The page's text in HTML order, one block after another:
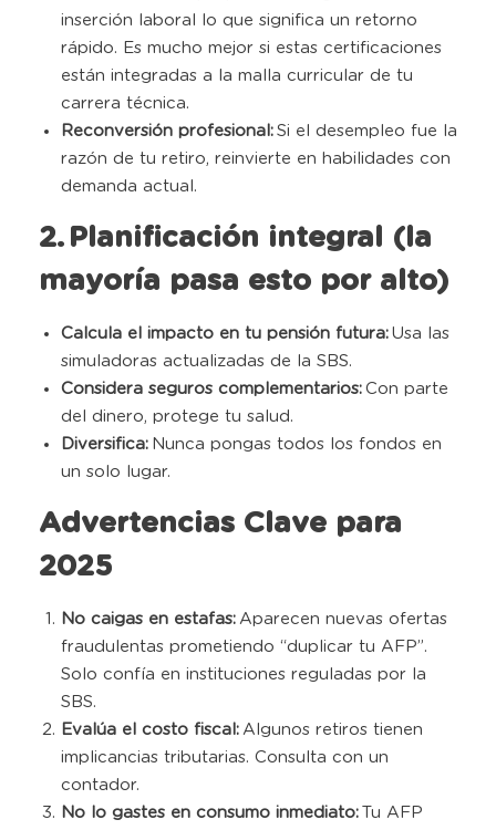
inserción laboral lo que significa un retorno
rápido. Es mucho mejor si estas certificaciones
están integradas a la malla curricular de tu
carrera técnica.
Reconversión profesional: Si el desempleo fue la
razón de tu retiro, reinvierte en habilidades con
demanda actual.
2. Planificación integral (la
mayoría pasa esto por alto)
Calcula el impacto en tu pensión futura: Usa las
simuladoras actualizadas de la SBS.
Considera seguros complementarios: Con parte
del dinero, protege tu salud.
Diversifica: Nunca pongas todos los fondos en
un solo lugar.
Advertencias Clave para
2025
No caigas en estafas: Aparecen nuevas ofertas
fraudulentas prometiendo “duplicar tu AFP”.
Solo confía en instituciones reguladas por la
SBS.
Evalúa el costo fiscal: Algunos retiros tienen
implicancias tributarias. Consulta con un
contador.
No lo gastes en consumo inmediato: Tu AFP